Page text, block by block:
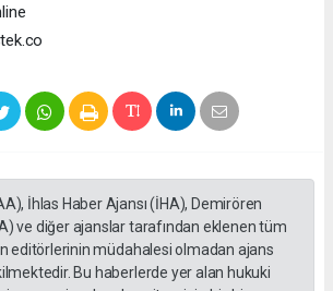
İhlas Haber Ajansı (İHA), Demirören
ve diğer ajanslar tarafından eklenen tüm
editörlerinin müdahalesi olmadan ajans
Bu haberlerde yer alan hukuki